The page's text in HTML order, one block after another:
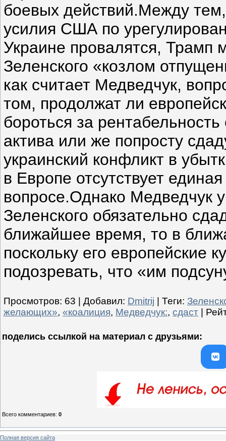
боевых действий.Между
усилия США по
Украине провалятся, Трамп
Зеленского «козлом
как считает Медведчук,
том, продолжат ли
бороться за рентабельность
актива или же попросту
украинский конфликт в
в Европе отсутствует
вопросе.Однако Медведчук
Зеленского обязательно
ближайшее время, то в
поскольку его европейские
подозревать, что «им
Просмотров: 63 Добавил: Dmitrij Теги:
желающих», «коалиция, Медведчук:, сдаст
поделись ссылкой на материал c друзьями:
Всего комментариев: 0
Полная версия сайта